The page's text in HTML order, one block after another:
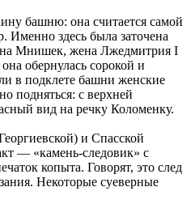
башню: она считается самой
здесь была заточена
Мнишек, жена Лжедмитрия I
обернулась сорокой и
в подклете башни женские
подняться: с верхней
вид на речку Коломенку.
и Спасской
— «камень-следовик» с
копыта. Говорят, это след
Некоторые суеверные